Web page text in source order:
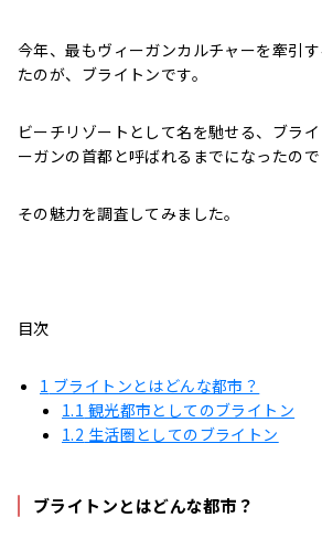
今年、最もヴィーガンカルチャーを牽引
たのが、ブライトンです。
ビーチリゾートとして名を馳せる、ブラ
ーガンの首都と呼ばれるまでになったので
その魅力を調査してみました。
目次
1 ブライトンとはどんな都市？
1.1 観光都市としてのブライトン
1.2 生活圏としてのブライトン
ブライトンとはどんな都市？